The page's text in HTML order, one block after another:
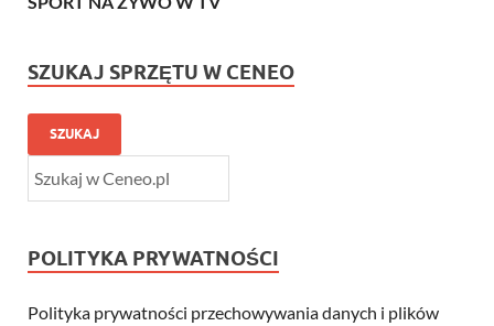
SZUKAJ SPRZĘTU W CENEO
SZUKAJ
POLITYKA PRYWATNOŚCI
Polityka prywatności przechowywania danych i plików